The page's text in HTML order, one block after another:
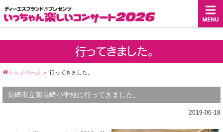
行ってきました。
トップページ ＞ 行ってきました。
長崎市立南長崎小学校に行ってきました。
2019-06-18